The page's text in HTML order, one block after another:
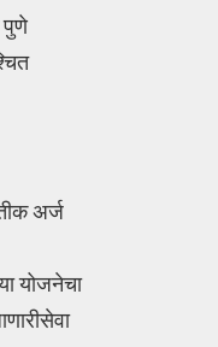
पुणे
अर्ज
योजनेचा